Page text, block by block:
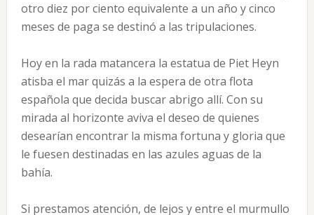
otro diez por ciento equivalente a un año y cinco
meses de paga se destinó a las tripulaciones.
Hoy en la rada matancera la estatua de Piet Heyn
atisba el mar quizás a la espera de otra flota
española que decida buscar abrigo allí. Con su
mirada al horizonte aviva el deseo de quienes
desearían encontrar la misma fortuna y gloria que
le fuesen destinadas en las azules aguas de la
bahía.
Si prestamos atención, de lejos y entre el murmullo